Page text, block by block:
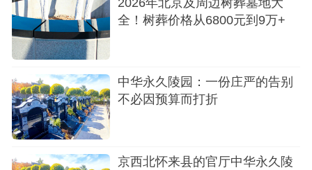
全！树葬价格从6800元到9万+
中华永久陵园：一份庄严的告别
不必因预算而打折
京西北怀来县的官厅中华永久陵